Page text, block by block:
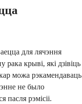
для лячэння
крыві, які дзівіць
можа рэкамендаваць
не было
рэмісіі.